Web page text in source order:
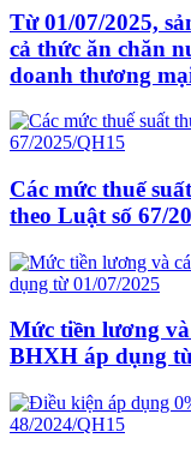
Từ 01/07/2025,
cả thức ăn chăn
doanh thương
Các mức thuế
theo Luật số 67/
Mức tiền lương
BHXH áp dụng